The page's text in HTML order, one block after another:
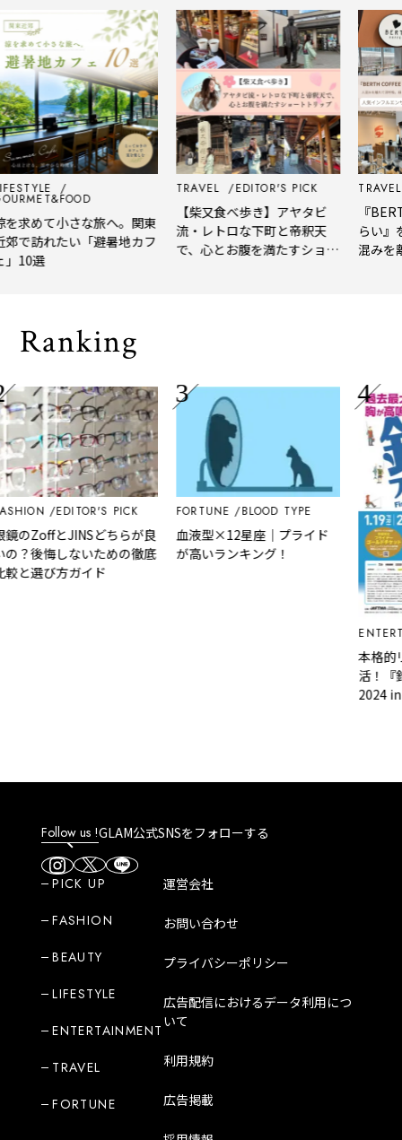
求めて小さな旅へ。関東
で訪れたい「避暑地カフ
10選
TRAVEL EDITOR'S PICK
【柴又食べ歩き】アヤタビ
流・レトロな下町と帝釈天
で、心とお腹を満たすショー
TRAVEL
『
らい』
混みを
Ranking
EDITOR'S PICK
のZoffとJINSどちらが良
？後悔しないための徹底
と選び方ガイド
FORTUNE BLOOD TYPE
血液型×12星座｜プライド
が高いランキング！
本格的
活！『
2024 in
Follow us !GLAM公式SNSをフォローする
PICK UP
FASHION
BEAUTY
LIFESTYLE
ENTERTAINMENT
TRAVEL
FORTUNE
運営会社
お問い合わせ
プライバシーポリシー
広告配信におけるデータ利用につ
いて
利用規約
広告掲載